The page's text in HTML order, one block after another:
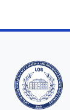
Liceum